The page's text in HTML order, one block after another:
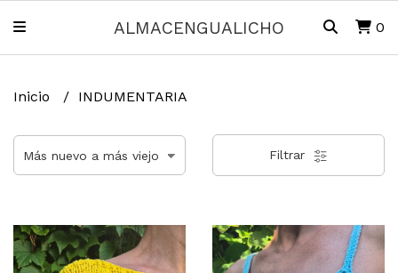
ALMACENGUALICHO 0
Inicio INDUMENTARIA
Filtrar